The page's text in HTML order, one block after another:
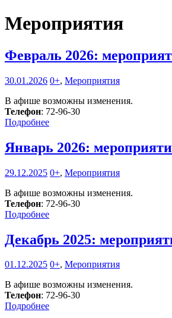
Мероприятия
Февраль 2026:
30.01.2026 0+, Мероприятия
В афише возможны изменения.
Телефон: 72-96-30
Подробнее
Январь 2026:
29.12.2025 0+, Мероприятия
В афише возможны изменения.
Телефон: 72-96-30
Подробнее
Декабрь 2025:
01.12.2025 0+, Мероприятия
В афише возможны изменения.
Телефон: 72-96-30
Подробнее